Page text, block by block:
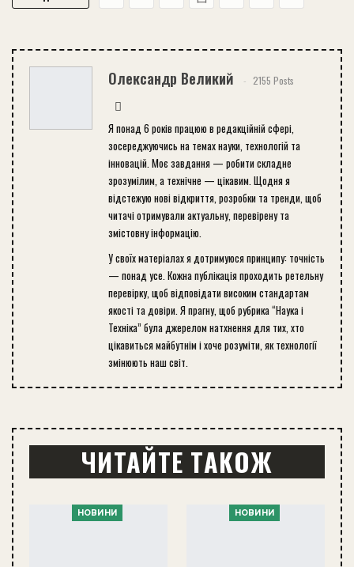
Олександр Великий 2155 Posts
Я понад 6 років працюю в редакційній сфері,
зосереджуючись на темах науки, технологій та
інновацій. Моє завдання — робити складне
зрозумілим, а технічне — цікавим. Щодня я
відстежую нові відкриття, розробки та тренди, щоб
читачі отримували актуальну, перевірену та
змістовну інформацію.
У своїх матеріалах я дотримуюся принципу: точність
— понад усе. Кожна публікація проходить ретельну
перевірку, щоб відповідати високим стандартам
якості та довіри. Я прагну, щоб рубрика “Наука і
Техніка” була джерелом натхнення для тих, хто
цікавиться майбутнім і хоче розуміти, як технології
змінюють наш світ.
ЧИТАЙТЕ ТАКОЖ
НОВИНИ НОВИНИ